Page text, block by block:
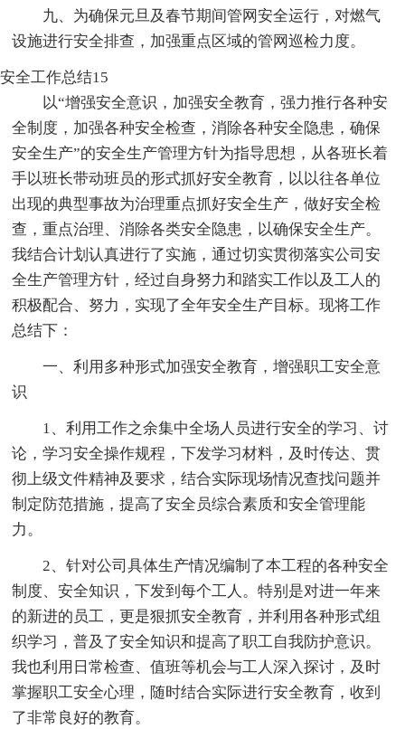
九、为确保元旦及春节期间管网安全运行，对燃气
设施进行安全排查，加强重点区域的管网巡检力度。
安全工作总结15
以“增强安全意识，加强安全教育，强力推行各种安
全制度，加强各种安全检查，消除各种安全隐患，确保
安全生产”的安全生产管理方针为指导思想，从各班长着
手以班长带动班员的形式抓好安全教育，以以往各单位
出现的典型事故为治理重点抓好安全生产，做好安全检
查，重点治理、消除各类安全隐患，以确保安全生产。
我结合计划认真进行了实施，通过切实贯彻落实公司安
全生产管理方针，经过自身努力和踏实工作以及工人的
积极配合、努力，实现了全年安全生产目标。现将工作
总结下：
一、利用多种形式加强安全教育，增强职工安全意
识
1、利用工作之余集中全场人员进行安全的学习、讨
论，学习安全操作规程，下发学习材料，及时传达、贯
彻上级文件精神及要求，结合实际现场情况查找问题并
制定防范措施，提高了安全员综合素质和安全管理能
力。
2、针对公司具体生产情况编制了本工程的各种安全
制度、安全知识，下发到每个工人。特别是对进一年来
的新进的员工，更是狠抓安全教育，并利用各种形式组
织学习，普及了安全知识和提高了职工自我防护意识。
我也利用日常检查、值班等机会与工人深入探讨，及时
掌握职工安全心理，随时结合实际进行安全教育，收到
了非常良好的教育。